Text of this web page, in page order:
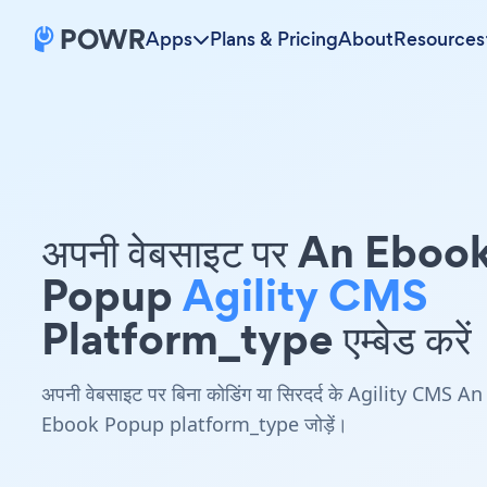
Apps Plans & PricingAboutResources
अपनी वेबसाइट पर An
PopupAgility CMS
Platform_type एम्बेड करें
अपनी वेबसाइट पर बिना कोडिंग या सिरदर्द के Agility CMS An
Ebook Popup platform_type जोड़ें।